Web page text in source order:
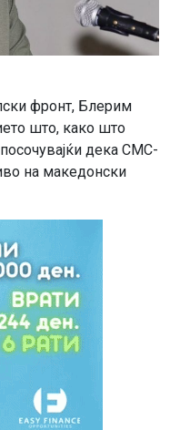
фронт, Блерим
што, како што
дека СМС-
на македонски